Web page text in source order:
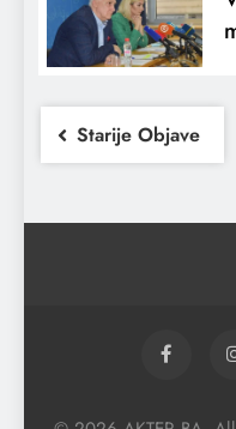
Starije Objave